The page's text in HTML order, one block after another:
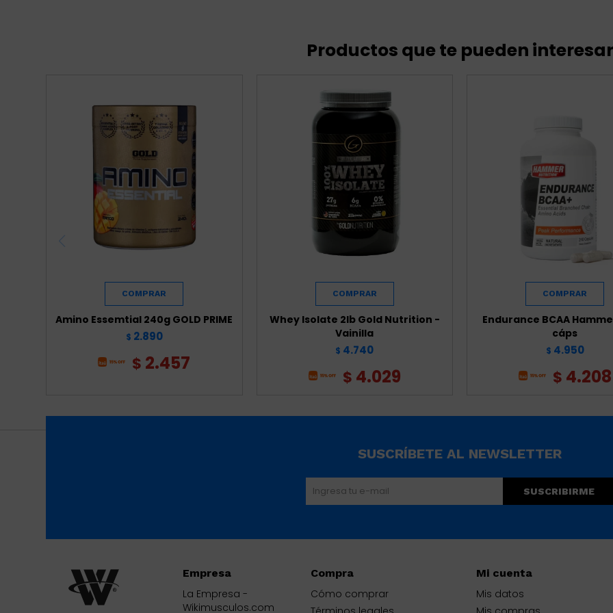
Productos que te pueden interesar
Amino Essemtial 240g GOLD PRIME
$ 2.890
$ 2.457
Whey Isolate 2lb Gold Nutrition -
Vainilla
$ 4.740
$ 4.029
Endurance BCAA
cáps
$ 4.950
$ 4.208
Empresa
La Empresa -
Wikimusculos.com
Compra
Cómo comprar
Mi cuenta
Mis datos
SUSCRÍBETE AL NEWSLETTER
SUSCRIBIRME